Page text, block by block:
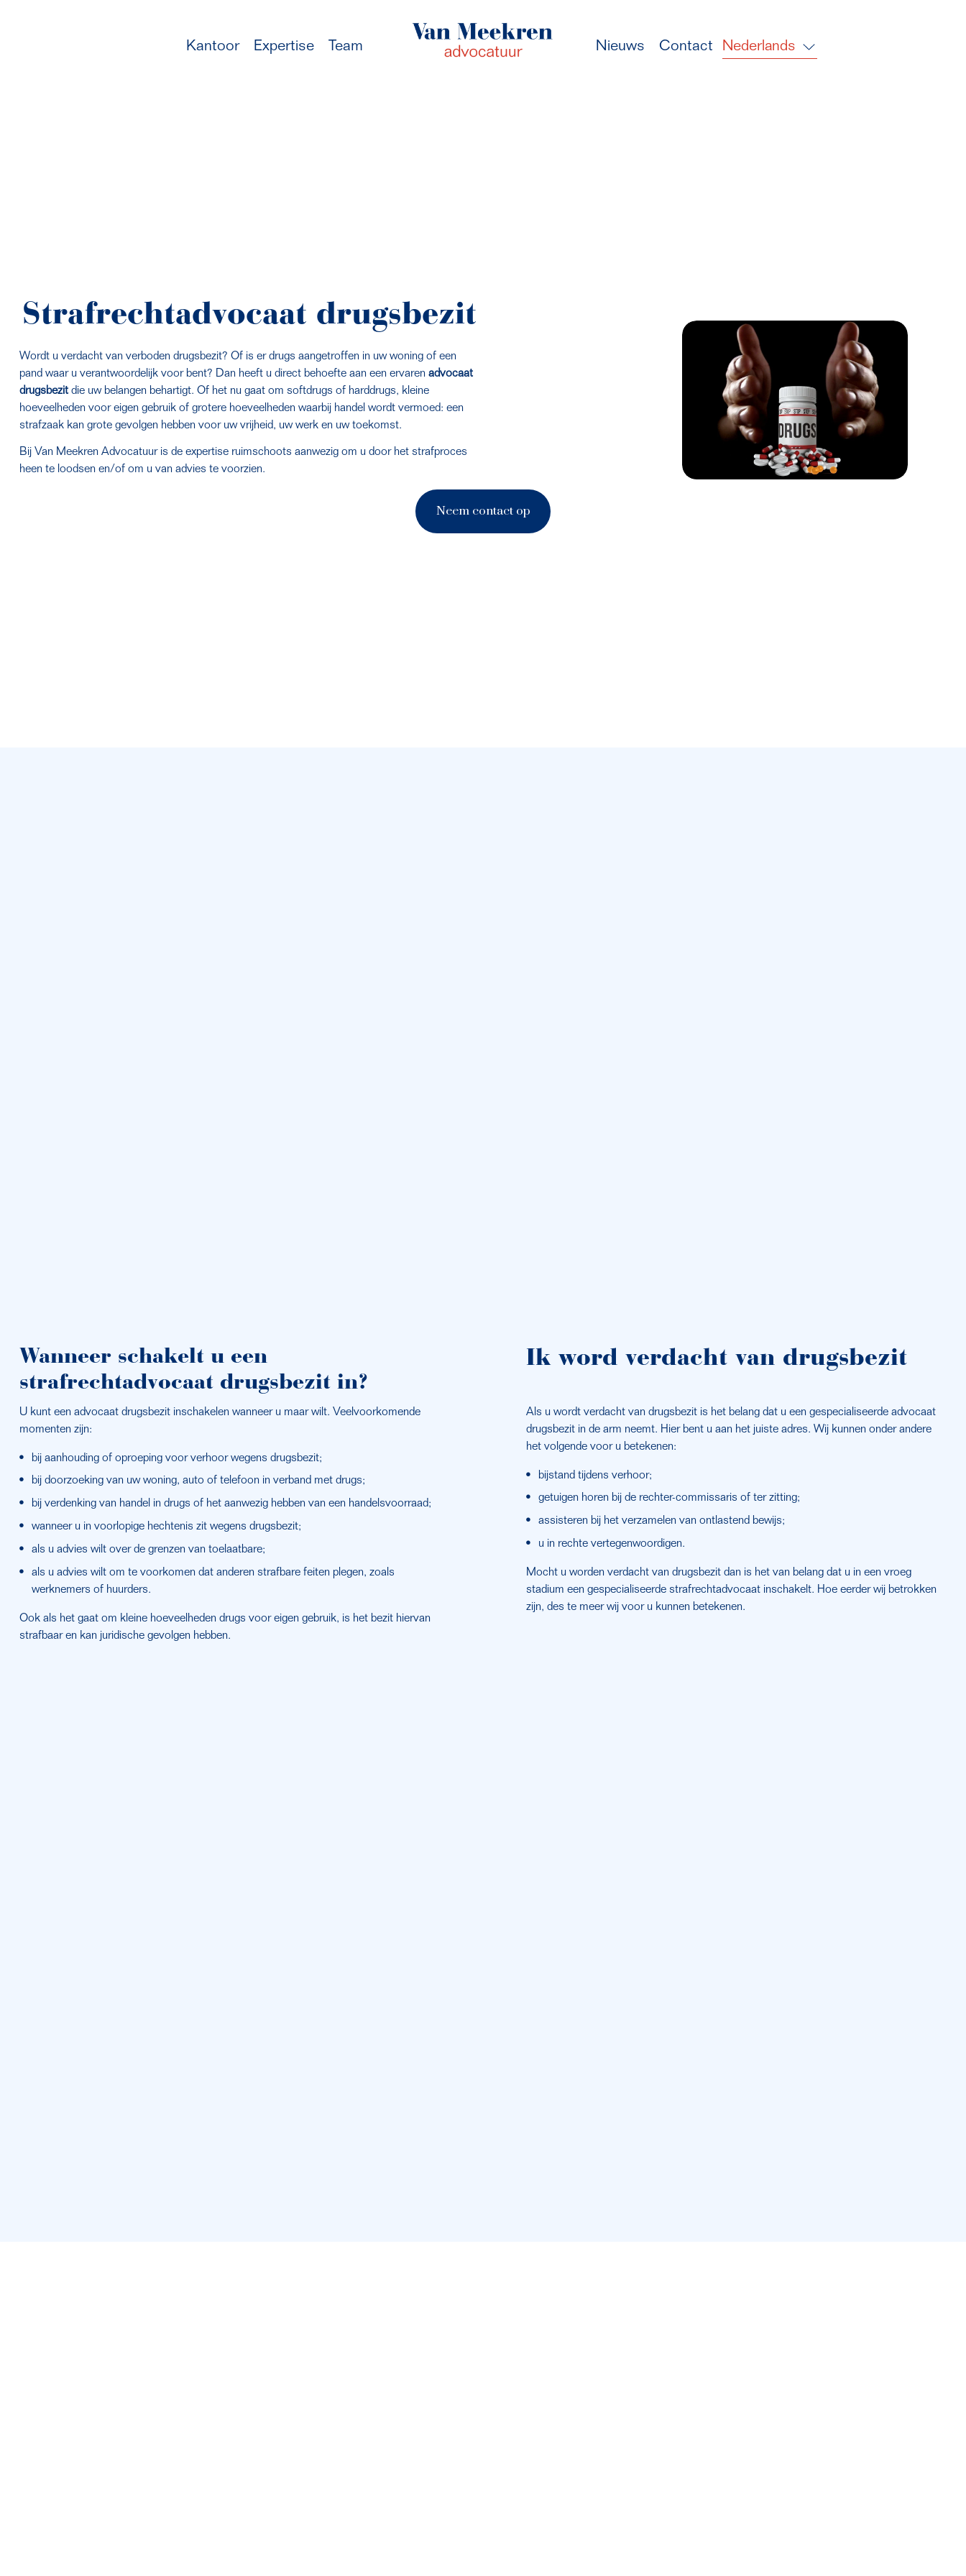
Kantoor Expertise Team Nieuws Contact Nederlands
Strafrechtadvocaat drugsbezit
Wordt u verdacht van verboden drugsbezit? Of is er drugs aangetroffen in uw woning of een
pand waar u verantwoordelijk voor bent? Dan heeft u direct behoefte aan een ervaren advocaat
drugsbezit die uw belangen behartigt. Of het nu gaat om softdrugs of harddrugs, kleine
hoeveelheden voor eigen gebruik of grotere hoeveelheden waarbij handel wordt vermoed: een
strafzaak kan grote gevolgen hebben voor uw vrijheid, uw werk en uw toekomst.
Bij Van Meekren Advocatuur is de expertise ruimschoots aanwezig om u door het strafproces
heen te loodsen en/of om u van advies te voorzien.
Neem contact op
Wanneer schakelt u een
strafrechtadvocaat drugsbezit in?
U kunt een advocaat drugsbezit inschakelen wanneer u maar wilt. Veelvoorkomende
momenten zijn:
bij aanhouding of oproeping voor verhoor wegens drugsbezit;
bij doorzoeking van uw woning, auto of telefoon in verband met drugs;
bij verdenking van handel in drugs of het aanwezig hebben van een handelsvoorraad;
wanneer u in voorlopige hechtenis zit wegens drugsbezit;
als u advies wilt over de grenzen van toelaatbare;
als u advies wilt om te voorkomen dat anderen strafbare feiten plegen, zoals
werknemers of huurders.
Ook als het gaat om kleine hoeveelheden drugs voor eigen gebruik, is het bezit hiervan
strafbaar en kan juridische gevolgen hebben.
Ik word verdacht van drugsbezit
Als u wordt verdacht van drugsbezit is het belang dat u een gespecialiseerde advocaat
drugsbezit in de arm neemt. Hier bent u aan het juiste adres. Wij kunnen onder andere
het volgende voor u betekenen:
bijstand tijdens verhoor;
getuigen horen bij de rechter-commissaris of ter zitting;
assisteren bij het verzamelen van ontlastend bewijs;
u in rechte vertegenwoordigen.
Mocht u worden verdacht van drugsbezit dan is het van belang dat u in een vroeg
stadium een gespecialiseerde strafrechtadvocaat inschakelt. Hoe eerder wij betrokken
zijn, des te meer wij voor u kunnen betekenen.